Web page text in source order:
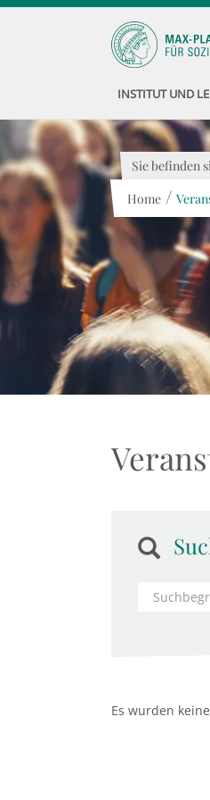
INSTITUT UND
Sie befinden
Home /
Es wurden